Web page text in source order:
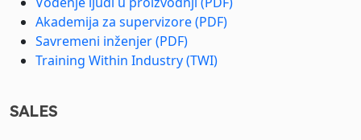
Akademija za supervizore (PDF)
Savremeni inženjer (PDF)
Training Within Industry (TWI)
SALES